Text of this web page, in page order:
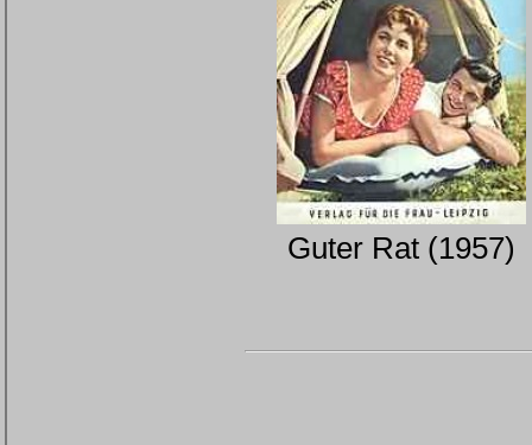
Guter Rat (1957)